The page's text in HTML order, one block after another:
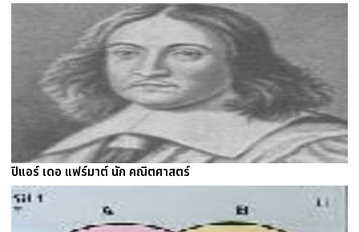
ปิแอร์ เดอ แฟร์มาต์ นัก คณิตศาสตร์